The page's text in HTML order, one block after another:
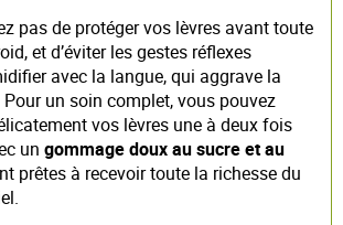
pas de protéger vos lèvres avant toute
et d’éviter les gestes réflexes
avec la langue, qui aggrave la
un soin complet, vous pouvez
vos lèvres une à deux fois
un gommage doux au sucre et au
prêtes à recevoir toute la richesse du